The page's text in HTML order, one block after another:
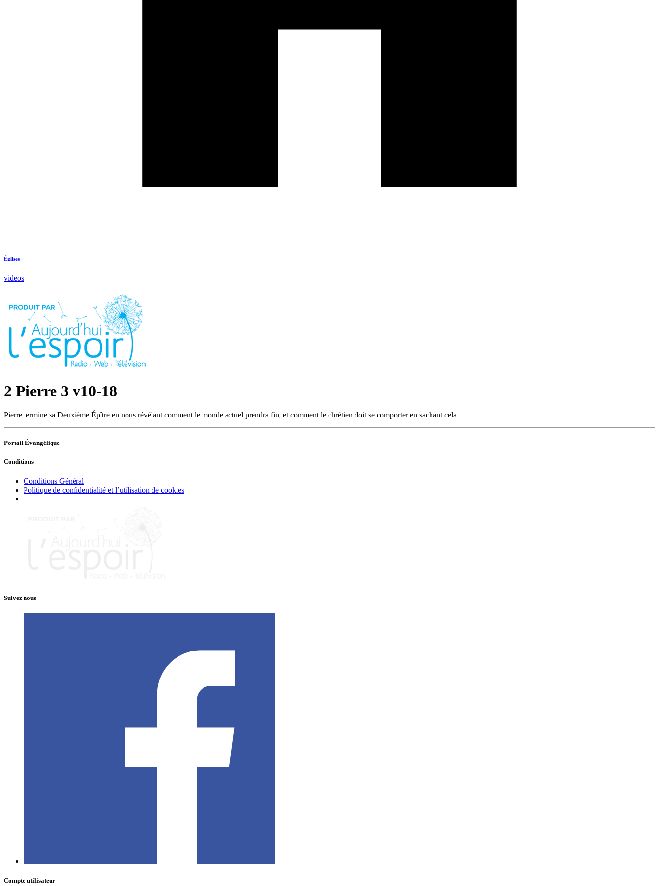
Églises
videos
2 Pierre 3 v10-18
Pierre termine sa Deuxième Épître en nous révélant comment le monde actuel prendra fin, et comment le chrétien doit se comporter en sachant cela.
Portail Évangélique
Conditions
Conditions Général
Politique de confidentialité et l’utilisation de cookies
Suivez nous
Compte utilisateur